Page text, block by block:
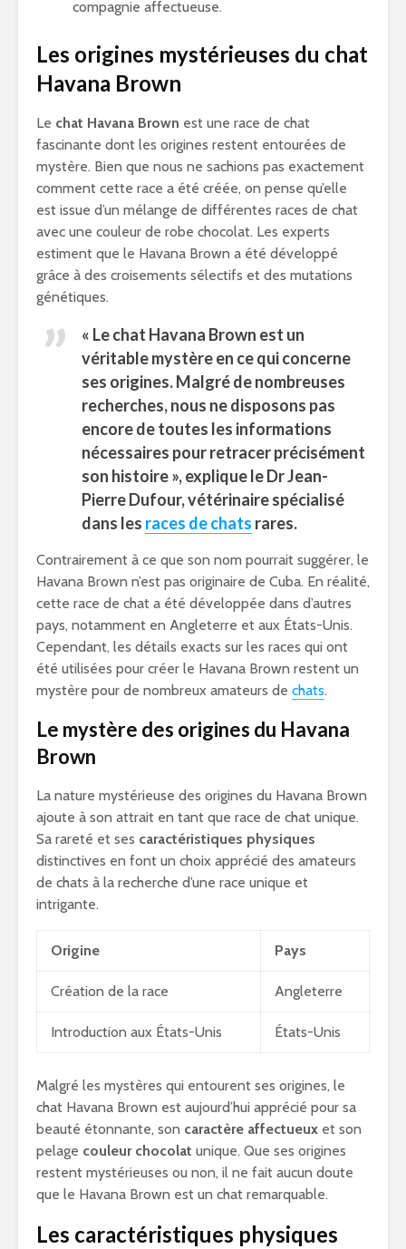
compagnie affectueuse.
Les origines mystérieuses du chat
Havana Brown
Le chat Havana Brown est une race de chat
fascinante dont les origines restent entourées de
mystère. Bien que nous ne sachions pas exactement
comment cette race a été créée, on pense qu’elle
est issue d’un mélange de différentes races de chat
avec une couleur de robe chocolat. Les experts
estiment que le Havana Brown a été développé
grâce à des croisements sélectifs et des mutations
génétiques.
« Le chat Havana Brown est un
véritable mystère en ce qui concerne
ses origines. Malgré de nombreuses
recherches, nous ne disposons pas
encore de toutes les informations
nécessaires pour retracer précisément
son histoire », explique le Dr Jean-
Pierre Dufour, vétérinaire spécialisé
dans les races de chats rares.
Contrairement à ce que son nom pourrait suggérer, le
Havana Brown n’est pas originaire de Cuba. En réalité,
cette race de chat a été développée dans d’autres
pays, notamment en Angleterre et aux États-Unis.
Cependant, les détails exacts sur les races qui ont
été utilisées pour créer le Havana Brown restent un
mystère pour de nombreux amateurs de chats.
Le mystère des origines du Havana
Brown
La nature mystérieuse des origines du Havana Brown
ajoute à son attrait en tant que race de chat unique.
Sa rareté et ses caractéristiques physiques
distinctives en font un choix apprécié des amateurs
de chats à la recherche d’une race unique et
intrigante.
Origine Pays
Création de la race Angleterre
Introduction aux États-Unis États-Unis
Malgré les mystères qui entourent ses origines, le
chat Havana Brown est aujourd’hui apprécié pour sa
beauté étonnante, son caractère affectueux et son
pelage couleur chocolat unique. Que ses origines
restent mystérieuses ou non, il ne fait aucun doute
que le Havana Brown est un chat remarquable.
Les caractéristiques physiques